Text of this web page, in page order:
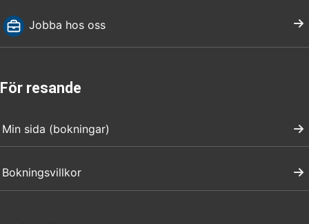
Jobba hos oss
För resande
Min sida (bokningar)
Bokningsvillkor